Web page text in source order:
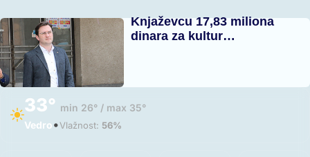
Knjaževcu 17,83 miliona
dinara za kultur…
33° min 26° / max 35°
Vedro•Vlažnost: 56%